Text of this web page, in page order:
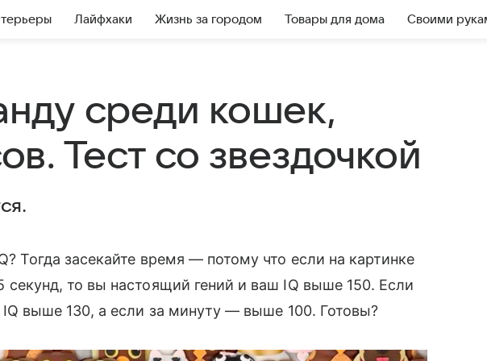
Лайфхаки Жизнь за городом Товары для дома Своими
среди кошек,
Тест со звездочкой
Тогда засекайте время — потому что если на картинке
секунд, то вы настоящий гений и ваш IQ выше 150. Если
IQ выше 130, а если за минуту — выше 100. Готовы?